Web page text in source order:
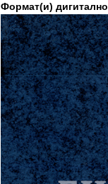
Формат(и)